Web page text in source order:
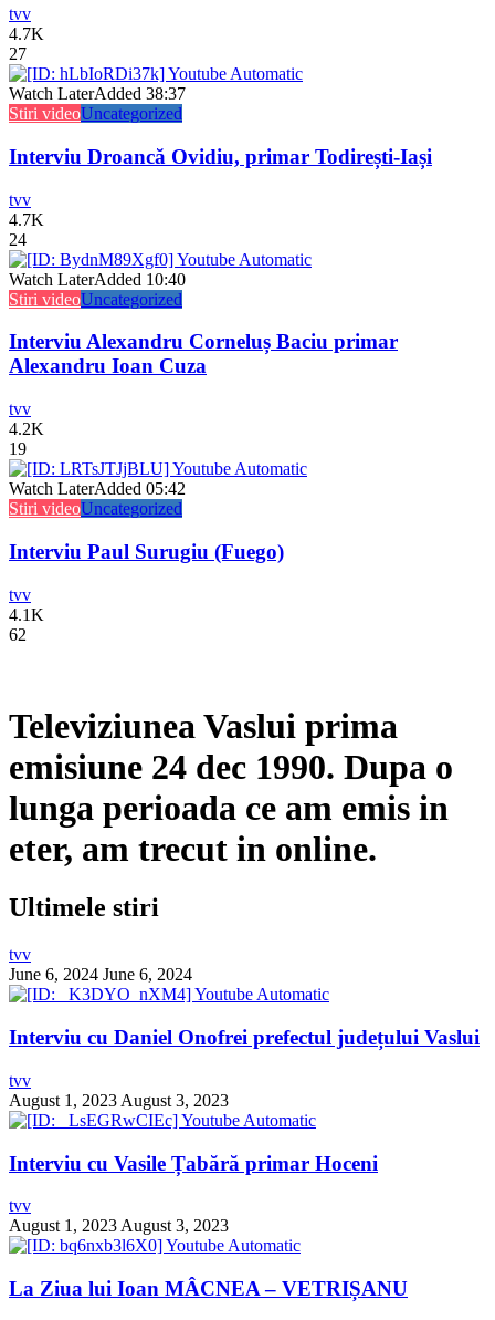
tvv
4.7K
27
Watch LaterAdded 38:37
Stiri videoUncategorized
Interviu Droancă Ovidiu, primar Todirești-Iași
tvv
4.7K
24
Watch LaterAdded 10:40
Stiri videoUncategorized
Interviu Alexandru Corneluș Baciu primar
Alexandru Ioan Cuza
tvv
4.2K
19
Watch LaterAdded 05:42
Stiri videoUncategorized
Interviu Paul Surugiu (Fuego)
tvv
4.1K
62
Televiziunea Vaslui prima
emisiune 24 dec 1990. Dupa o
lunga perioada ce am emis in
eter, am trecut in online.
Ultimele stiri
tvv
June 6, 2024 June 6, 2024
Interviu cu Daniel Onofrei prefectul județului Vaslui
tvv
August 1, 2023 August 3, 2023
Interviu cu Vasile Țabără primar Hoceni
tvv
August 1, 2023 August 3, 2023
La Ziua lui Ioan MÂCNEA – VETRIȘANU